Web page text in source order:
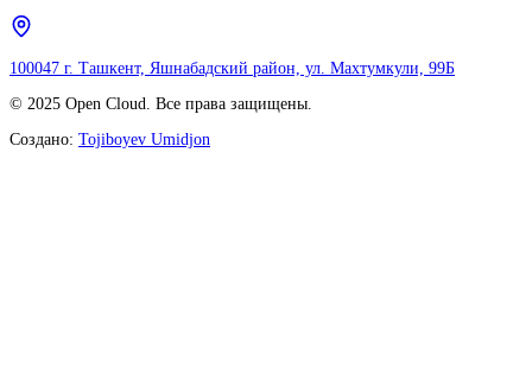
100047 г. Ташкент, Яшнабадский район, ул. Махтумкули, 99Б
© 2025 Open Cloud. Все права защищены.
Создано: Tojiboyev Umidjon